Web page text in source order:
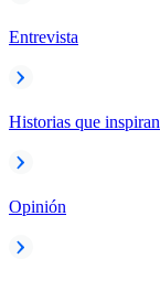
Entrevista
Historias que inspiran
Opinión